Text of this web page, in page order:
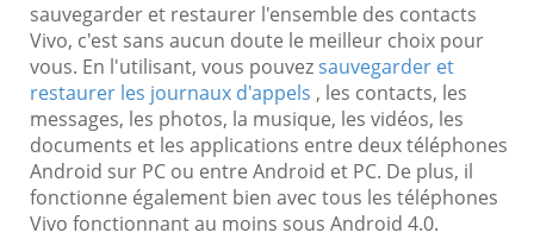
sauvegarder et restaurer l'ensemble des contacts
Vivo, c'est sans aucun doute le meilleur choix pour
vous. En l'utilisant, vous pouvezsauvegarder et
restaurer les journaux d'appels , les contacts, les
messages, les photos, la musique, les vidéos, les
documents et les applications entre deux téléphones
Android sur PC ou entre Android et PC. De plus, il
fonctionne également bien avec tous les téléphones
Vivo fonctionnant au moins sous Android 4.0.